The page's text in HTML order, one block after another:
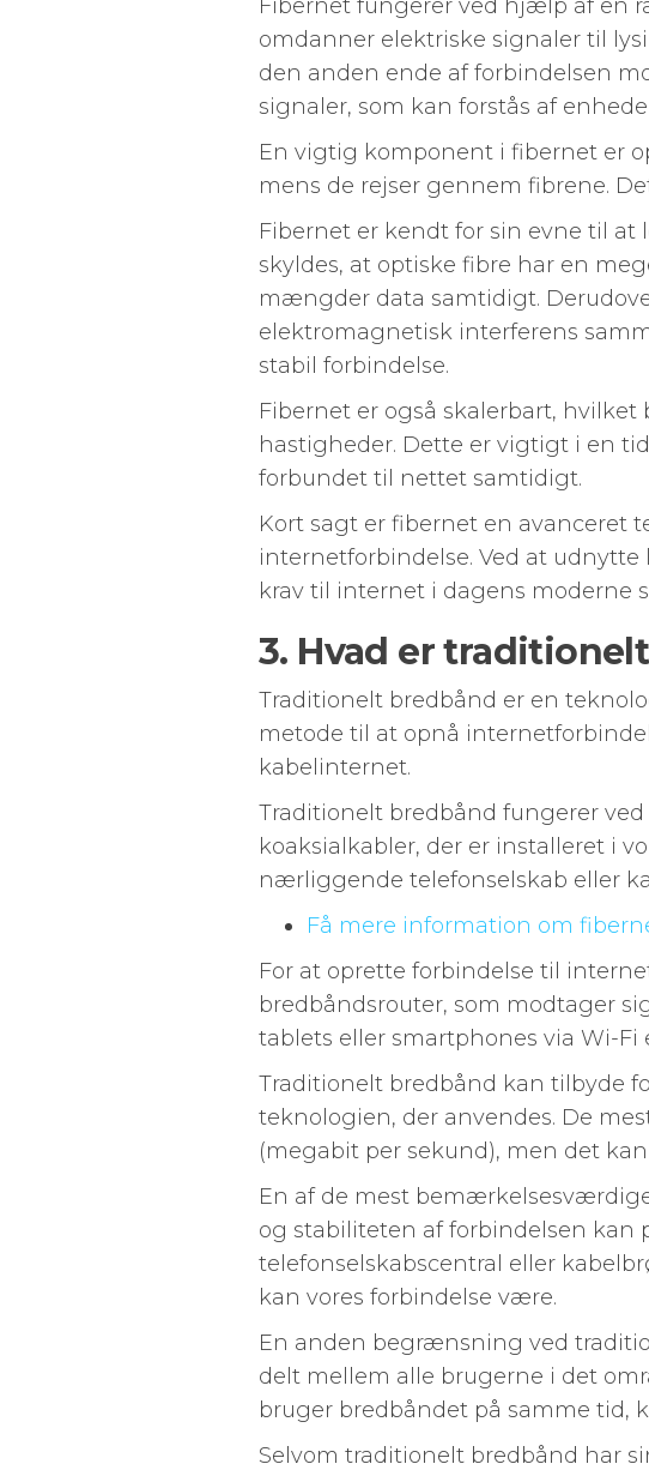
Fibernet fungerer ved hjælp af en
omdanner elektriske signaler til
den anden ende af forbindelsen
signaler, som kan forstås af
En vigtig komponent i fibernet er
mens de rejser gennem fibrene.
Fibernet er kendt for sin evne til
skyldes, at optiske fibre har en
mængder data samtidigt.
elektromagnetisk interferens
stabil forbindelse.
Fibernet er også skalerbart,
hastigheder. Dette er vigtigt i en
forbundet til nettet samtidigt.
Kort sagt er fibernet en avanceret
internetforbindelse. Ved at
krav til internet i dagens moderne
3. Hvad er
Traditionelt bredbånd er en
metode til at opnå
kabelinternet.
Traditionelt bredbånd fungerer
koaksialkabler, der er installeret i
nærliggende telefonselskab eller
Få mere information om
For at oprette forbindelse til
bredbåndsrouter, som modtager
tablets eller smartphones via Wi-Fi
Traditionelt bredbånd kan tilbyde
teknologien, der anvendes. De
(megabit per sekund), men det
En af de mest
og stabiliteten af ​​forbindelsen kan
telefonselskabscentral eller
kan vores forbindelse være.
En anden begrænsning ved
delt mellem alle brugerne i det
bruger bredbåndet på samme tid,
Selvom traditionelt bredbånd har